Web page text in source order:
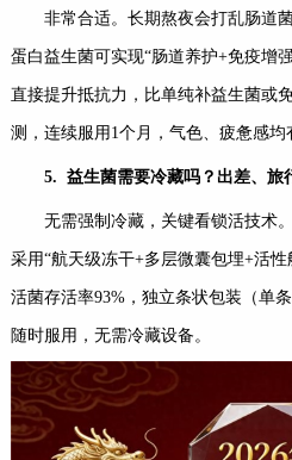
非常合适。长期熬夜会打乱肠道
蛋白益生菌可实现“肠道养护+免疫增
直接提升抵抗力，比单纯补益生菌或
测，连续服用1个月，气色、疲惫感均
5. 益生菌需要冷藏吗？出差、旅
无需强制冷藏，关键看锁活技术
采用“航天级冻干+多层微囊包埋+活
活菌存活率93%，独立条状包装（单
随时服用，无需冷藏设备。